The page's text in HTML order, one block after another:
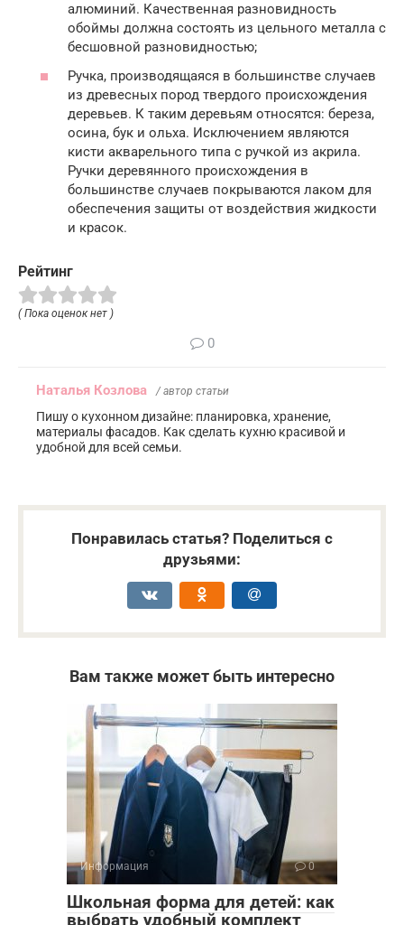
алюминий. Качественная разновидность
обоймы должна состоять из цельного металла с
бесшовной разновидностью;
Ручка, производящаяся в большинстве случаев
из древесных пород твердого происхождения
деревьев. К таким деревьям относятся: береза,
осина, бук и ольха. Исключением являются
кисти акварельного типа с ручкой из акрила.
Ручки деревянного происхождения в
большинстве случаев покрываются лаком для
обеспечения защиты от воздействия жидкости
и красок.
Рейтинг
( Пока оценок нет )
0
Наталья Козлова / автор статьи
Пишу о кухонном дизайне: планировка, хранение,
материалы фасадов. Как сделать кухню красивой и
удобной для всей семьи.
Понравилась статья? Поделиться с
друзьями:
Вам также может быть интересно
Информация 0
Школьная форма для детей: как
выбрать удобный комплект